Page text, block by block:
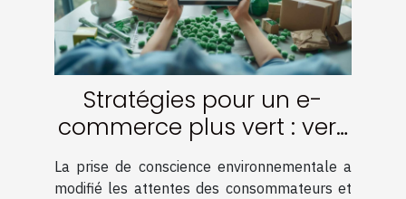
Stratégies pour un e-
commerce plus vert : vers
une logistique durable
La prise de conscience environnementale a
modifié les attentes des consommateurs et